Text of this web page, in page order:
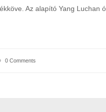
Az alapító Yang Luchan
0 Comments